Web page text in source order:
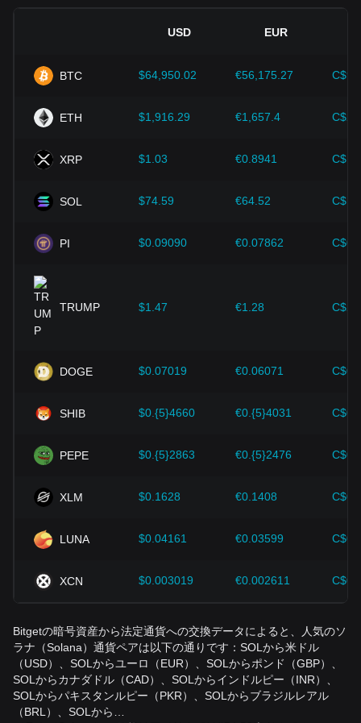
価格は、需要と供給、市場心理、Solanaネットワークの活
動、暗号資産市場全体の動向、経済状況、その他の市場要因
1 SOLの米ドルでの価値は、リアルタイムの市場価格によっ
金額についてはリアルタイムの価格情報をご確認ください。
100を現在のSOL/USD価格で割ります。たとえば、SOLの価
当します。
SOLからUSDへの換算には手数料が含まれています
手数料、出金手数料、サービス手数料は含まれていません。
そのため、最終的な金額は多少異なる場合があります。
SOLの米ドル価格はどこでも同じですか？
グ、スプレッド、地域ごとの需要などにより、市場によって
価格がわずかに異なる場合があります。
SOLを直接USDに換金できますか？
を通じて売却またはUSDに換金できますが、利用可能性、本
人確認要件、手数料、現地の規制が適用されます。
SOL対USDは良い投資指標ですか？
リティ、リスク許容度、そして独自の調査を考慮してくださ
い。
定通貨が発行されている国のマクロ経済要因は、‌法定通貨の
レートに間接的に影響を与えます。例えば、高いインフレ率
は法定通貨に対する市場の信頼を低下させ、その結果、ヘッ
が高まり、価格が上昇する可能性があります。
そして拡張ソリューションやセキュリティの強化など、暗号
のような暗号資産の価値向上を強力に支えてきました。
解しなければなりません。これらの要因を考慮した上で、投
資家は今後のSolanaの価格変動を注意深く観察し、進化する
USD EUR
BTC $64,950.02 €56,175.27
ETH $1,916.29 €1,657.4
XRP $1.03 €0.8941
SOL $74.59 €64.52
PI $0.09090 €0.07862
TRUMP $1.47 €1.28
DOGE $0.07019 €0.06071
SHIB $0.{5}4660 €0.{5}4031
PEPE $0.{5}2863 €0.{5}2476
XLM $0.1628 €0.1408
LUNA $0.04161 €0.03599
XCN $0.003019 €0.002611
Bitgetの暗号資産から法定通貨への交換データによると、人気のソ
ラナ（Solana）通貨ペアは以下の通りです：SOLから米ドル
（USD）、SOLからユーロ（EUR）、SOLからポンド（GBP）、
SOLからカナダドル（CAD）、SOLからインドルピー（INR）、
SOLからパキスタンルピー（PKR）、SOLからブラジルレアル
（BRL）、SOLから…